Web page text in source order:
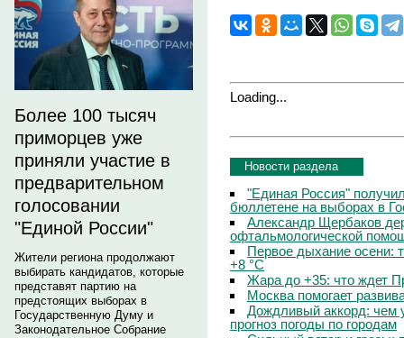
Более 100 тысяч
приморцев уже
приняли участие в
предварительном
голосовании
"Единой России"
Жители региона продолжают
выбирать кандидатов, которые
представят партию на
предстоящих выборах в
Государственную Думу и
Законодательное Собрание
Loading...
Новости раздела
"Единая Россия"
бюллетене на выборах в
Александр Щербаков
офтальмологической
Первое дыхание осени:
+8 °C
Жара до +35: что ждет
Москва помогает
Дождливый аккорд: чем
прогноз погоды по городам